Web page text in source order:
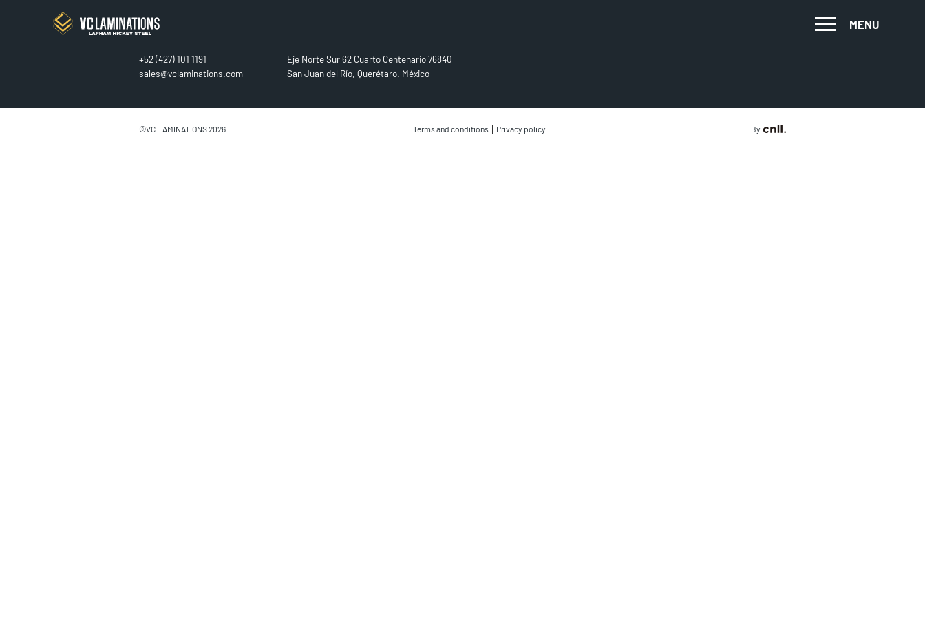
MENU
CONTACT
+52 (427) 101 1191
sales@vclaminations.com
Eje Norte Sur 62 Cuarto Centenario 76840
San Juan del Río, Querétaro. México
©VC LAMINATIONS 2026 Terms and conditions | Privacy policy By